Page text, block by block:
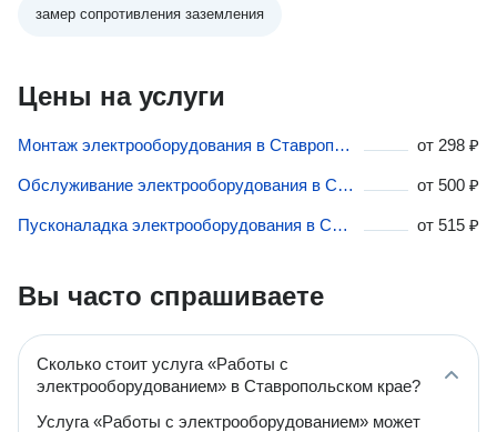
замер сопротивления заземления
Цены на услуги
Монтаж электрооборудования в Ставропольском крае от 298 ₽
Обслуживание электрооборудования в Ставропольском крае от 500 ₽
Пусконаладка электрооборудования в Ставропольском крае от 515 ₽
Вы часто спрашиваете
Сколько стоит услуга «Работы с
электрооборудованием» в Ставропольском крае?
Услуга «Работы с электрооборудованием» может